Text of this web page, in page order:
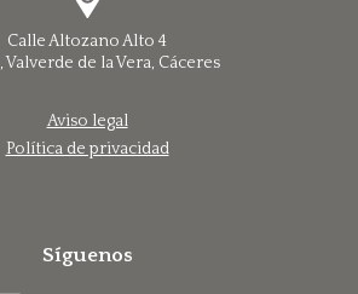
Calle Altozano Alto 4
Valverde de la Vera, Cáceres
Aviso legal
Política de privacidad
Síguenos